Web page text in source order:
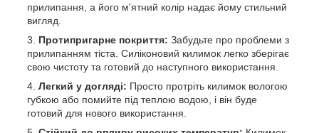
прилипання, а його м'ятний колір надає йому стильний
вигляд.
Протипригарне покриття: Забудьте про проблеми з
прилипанням тіста. Силіконовий килимок легко зберігає
свою чистоту та готовий до наступного використання.
Легкий у догляді: Просто протріть килимок вологою
губкою або помийте під теплою водою, і він буде
готовий для нового використання.